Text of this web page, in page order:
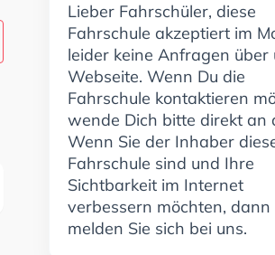
Lieber Fahrschüler, diese
Fahrschule akzeptiert im
leider keine Anfragen über
Webseite. Wenn Du die
Fahrschule kontaktieren
wende Dich bitte direkt an
Wenn Sie der Inhaber
Fahrschule sind und Ihre
Sichtbarkeit im Internet
verbessern möchten, dann
melden Sie sich bei uns.